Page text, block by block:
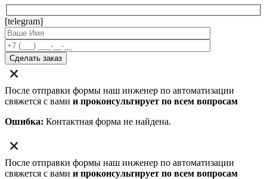
[telegram]
После отправки формы наш инженер по автоматизации
свяжется с вами и проконсультирует по всем вопросам
Ошибка: Контактная форма не найдена.
После отправки формы наш инженер по автоматизации
свяжется с вами и проконсультирует по всем вопросам